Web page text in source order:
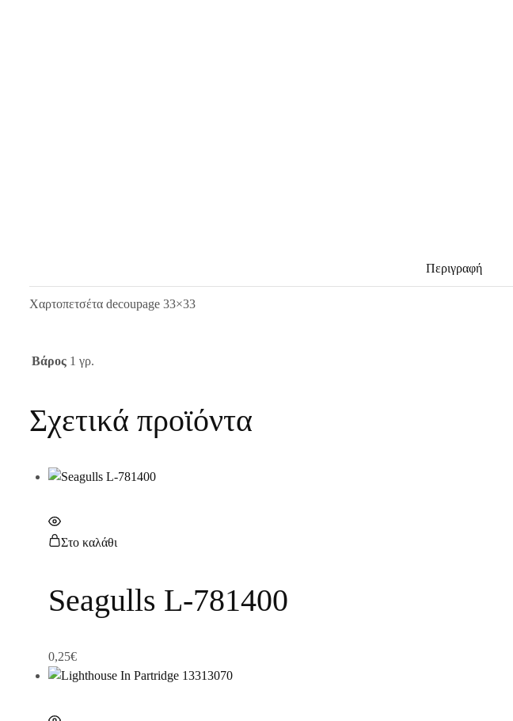
Περιγραφή
Χαρτοπετσέτα decoupage 33×33
Βάρος 1 γρ.
Σχετικά προϊόντα
Στο καλάθι
Seagulls L-781400
0,25€